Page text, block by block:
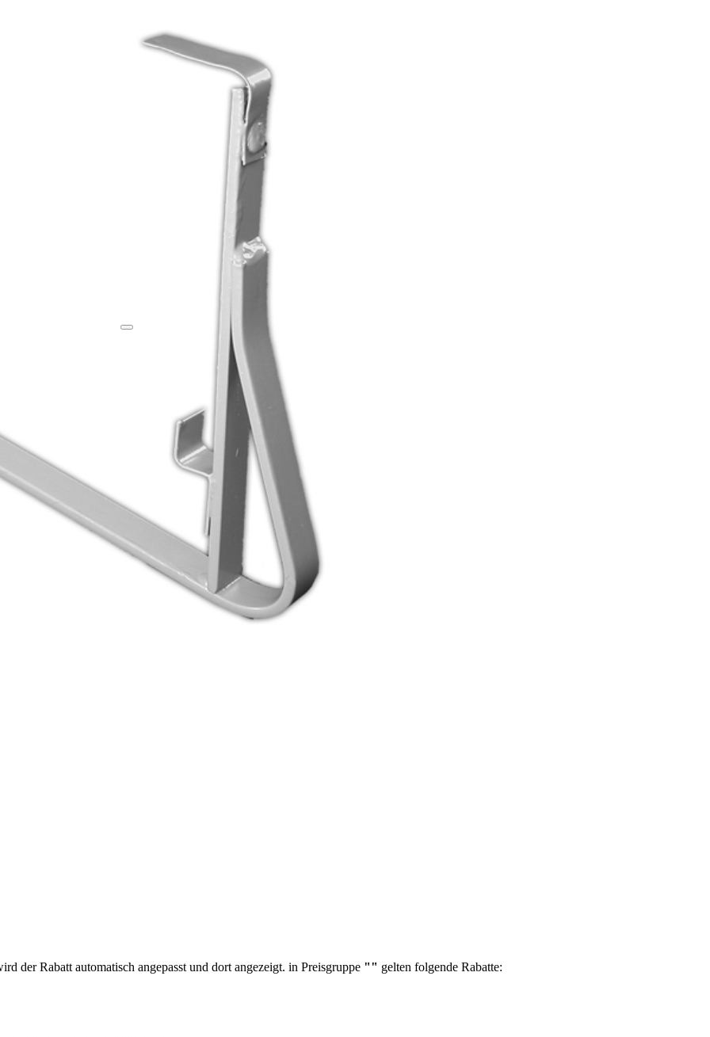
um zwischen interaktiven Elementen zu wechseln und die
ruhigere, fokussiertere Nutzererfahrung. Besonders hilfreich bei Vestibular-Störungen oder Konzentrationsschwierigkeiten.
der Rabatt automatisch angepasst und dort angezeigt. in Preisgruppe "" gelten folgende Rabatte: